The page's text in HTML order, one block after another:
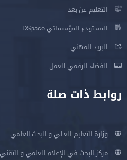
التعليم عن بعد
المستودع المؤسساتي DSpace
البريد المهني
الفضاء الرقمي للعمل
روابط ذات صلة
وزارة التعليم العالي و البحث العلمي
مركز البحث في الإعلام العلمي و التقني